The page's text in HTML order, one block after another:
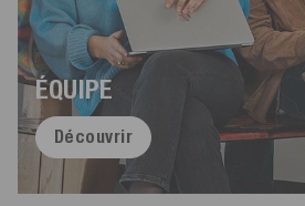
ÉQUIPE
Découvrir